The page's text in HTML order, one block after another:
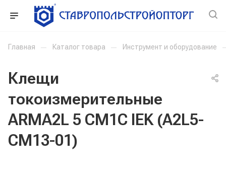
Главная — Каталог товара — Инструмент и оборудование
Клещи
токоизмерительные
ARMA2L 5 CM1C IEK (A2L5-
CM13-01)